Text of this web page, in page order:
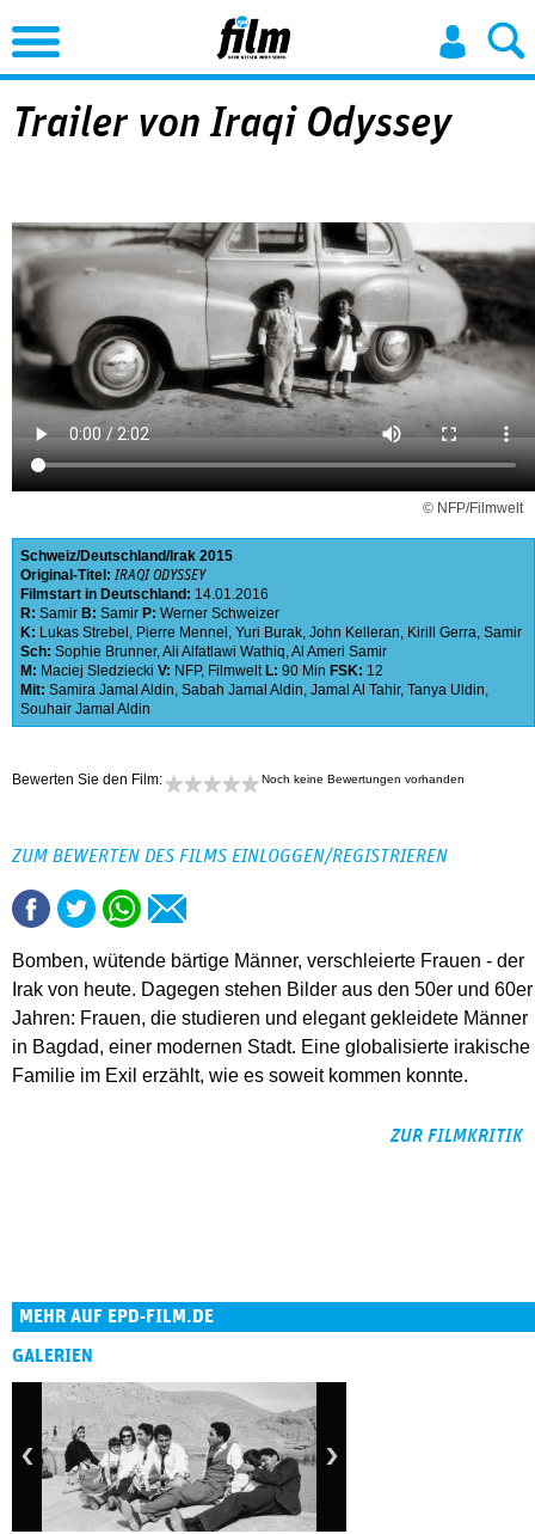
Jump to Navigation
Trailer von Iraqi Odyssey
© NFP/Filmwelt
Schweiz Deutschland Irak 2015
Original-Titel: IRAQI ODYSSEY
Filmstart in Deutschland: 14.01.2016
R: Samir B: Samir P: Werner Schweizer
K: Lukas Strebel , Pierre Mennel , Yuri Burak, John Kelleran, Kirill Gerra, Samir
Sch: Sophie Brunner,Ali Alfatlawi Wathiq,Al Ameri Samir
M: Maciej Sledziecki V: NFP, Filmwelt L: 90 Min FSK: 12
Mit: Samira Jamal Aldin, Sabah Jamal Aldin, Jamal Al Tahir, Tanya Uldin,
Souhair Jamal Aldin
Bewerten Sie den Film: Noch keine Bewertungen vorhanden
ZUM BEWERTEN DES FILMS EINLOGGEN/REGISTRIEREN
Bomben, wütende bärtige Männer, verschleierte Frauen - der
Irak von heute. Dagegen stehen Bilder aus den 50er und 60er
Jahren: Frauen, die studieren und elegant gekleidete Männer
in Bagdad, einer modernen Stadt. Eine globalisierte irakische
Familie im Exil erzählt, wie es soweit kommen konnte.
ZUR FILMKRITIK
MEHR AUF EPD-FILM.DE
GALERIEN